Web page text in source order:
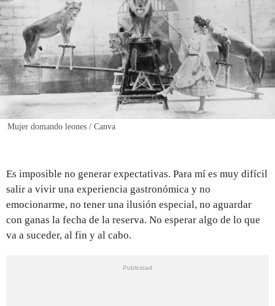
INICIAR SESIÓN
Mujer domando leones / Canva
Es imposible no generar expectativas. Para mí es muy difícil
salir a vivir una experiencia gastronómica y no
emocionarme, no tener una ilusión especial, no aguardar
con ganas la fecha de la reserva. No esperar algo de lo que
va a suceder, al fin y al cabo.